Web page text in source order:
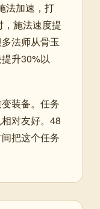
法加速，打
施法速度提
法师从骨玉
升30%以
装备。任务
对友好。48
把这个任务